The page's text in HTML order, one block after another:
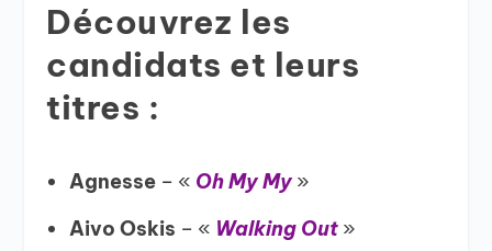
Découvrez les
candidats et leurs
titres :
Agnesse– « Oh My My»
Aivo Oskis – « Walking Out»